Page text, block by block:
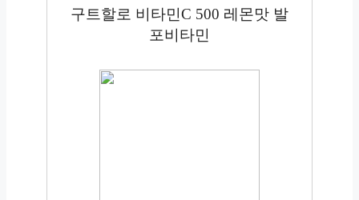
구트할로 비타민C 500 레몬맛 발
포비타민